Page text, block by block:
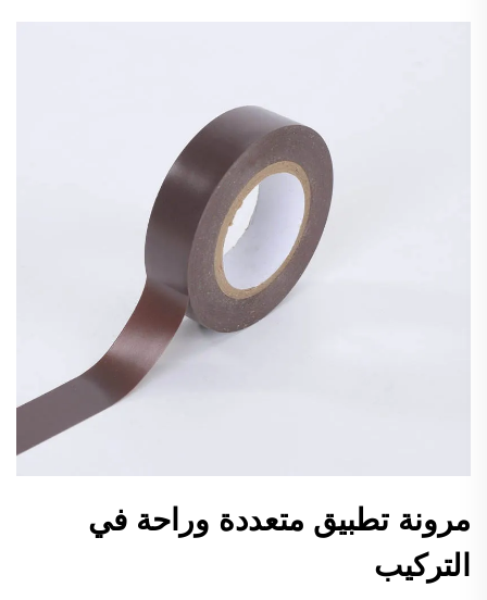
مرونة تطبيق متعددة وراحة في
التركيب